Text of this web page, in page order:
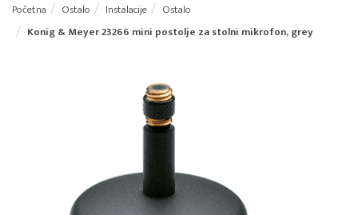
Početna Ostalo Instalacije
Ostalo
Konig & Meyer 23266 mini postolje za stolni mikrofon, grey